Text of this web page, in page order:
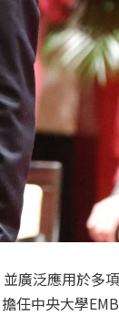
廣泛應用於多
任中央大學